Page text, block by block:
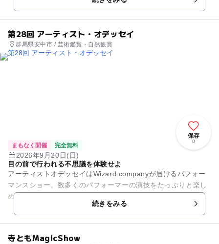
第28回 アーティスト・オデッセイ
群馬県安中市 / 芸術鑑賞・自然観賞
保存
0
まもなく開催 完全無料
2026年9月20日(日)
目の前で行われる不思議を体験せよ
アーティストオデッセイはWizard companyが届けるパフォー
マンスショー。数多くのパフォーマーの演技をたっぷりと楽し
める。今回は、若手とベテランがクロースアップマジックで競
続きをみる
寺ともMagicShow